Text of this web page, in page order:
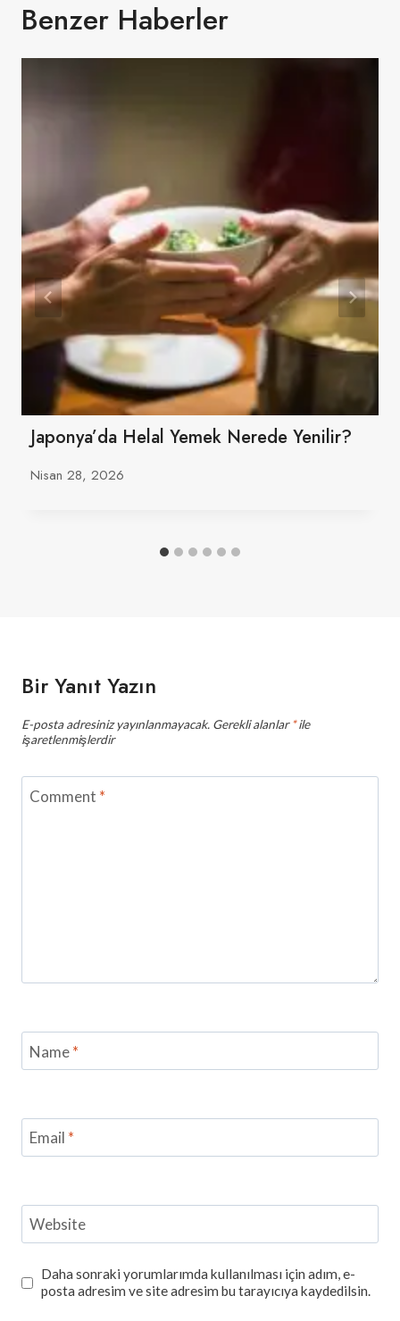
Benzer Haberler
Japonya’da Helal Yemek Nerede Yenilir?
Nisan 28, 2026
Bir Yanıt Yazın
E-posta adresiniz yayınlanmayacak. Gerekli alanlar*ile
işaretlenmişlerdir
Comment *
Name*
Email *
Website
Daha sonraki yorumlarımda kullanılması için adım, e-
posta adresim ve site adresim bu tarayıcıya kaydedilsin.